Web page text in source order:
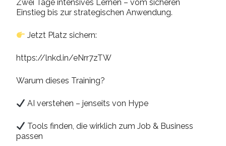
Zwei Tage intensives Lernen – vom sicheren
Einstieg bis zur strategischen Anwendung.
Jetzt Platz sichern:
https://lnkd.in/eNrr7zTW
Warum dieses Training?
AI verstehen – jenseits von Hype
Tools finden, die wirklich zum Job & Business
passen